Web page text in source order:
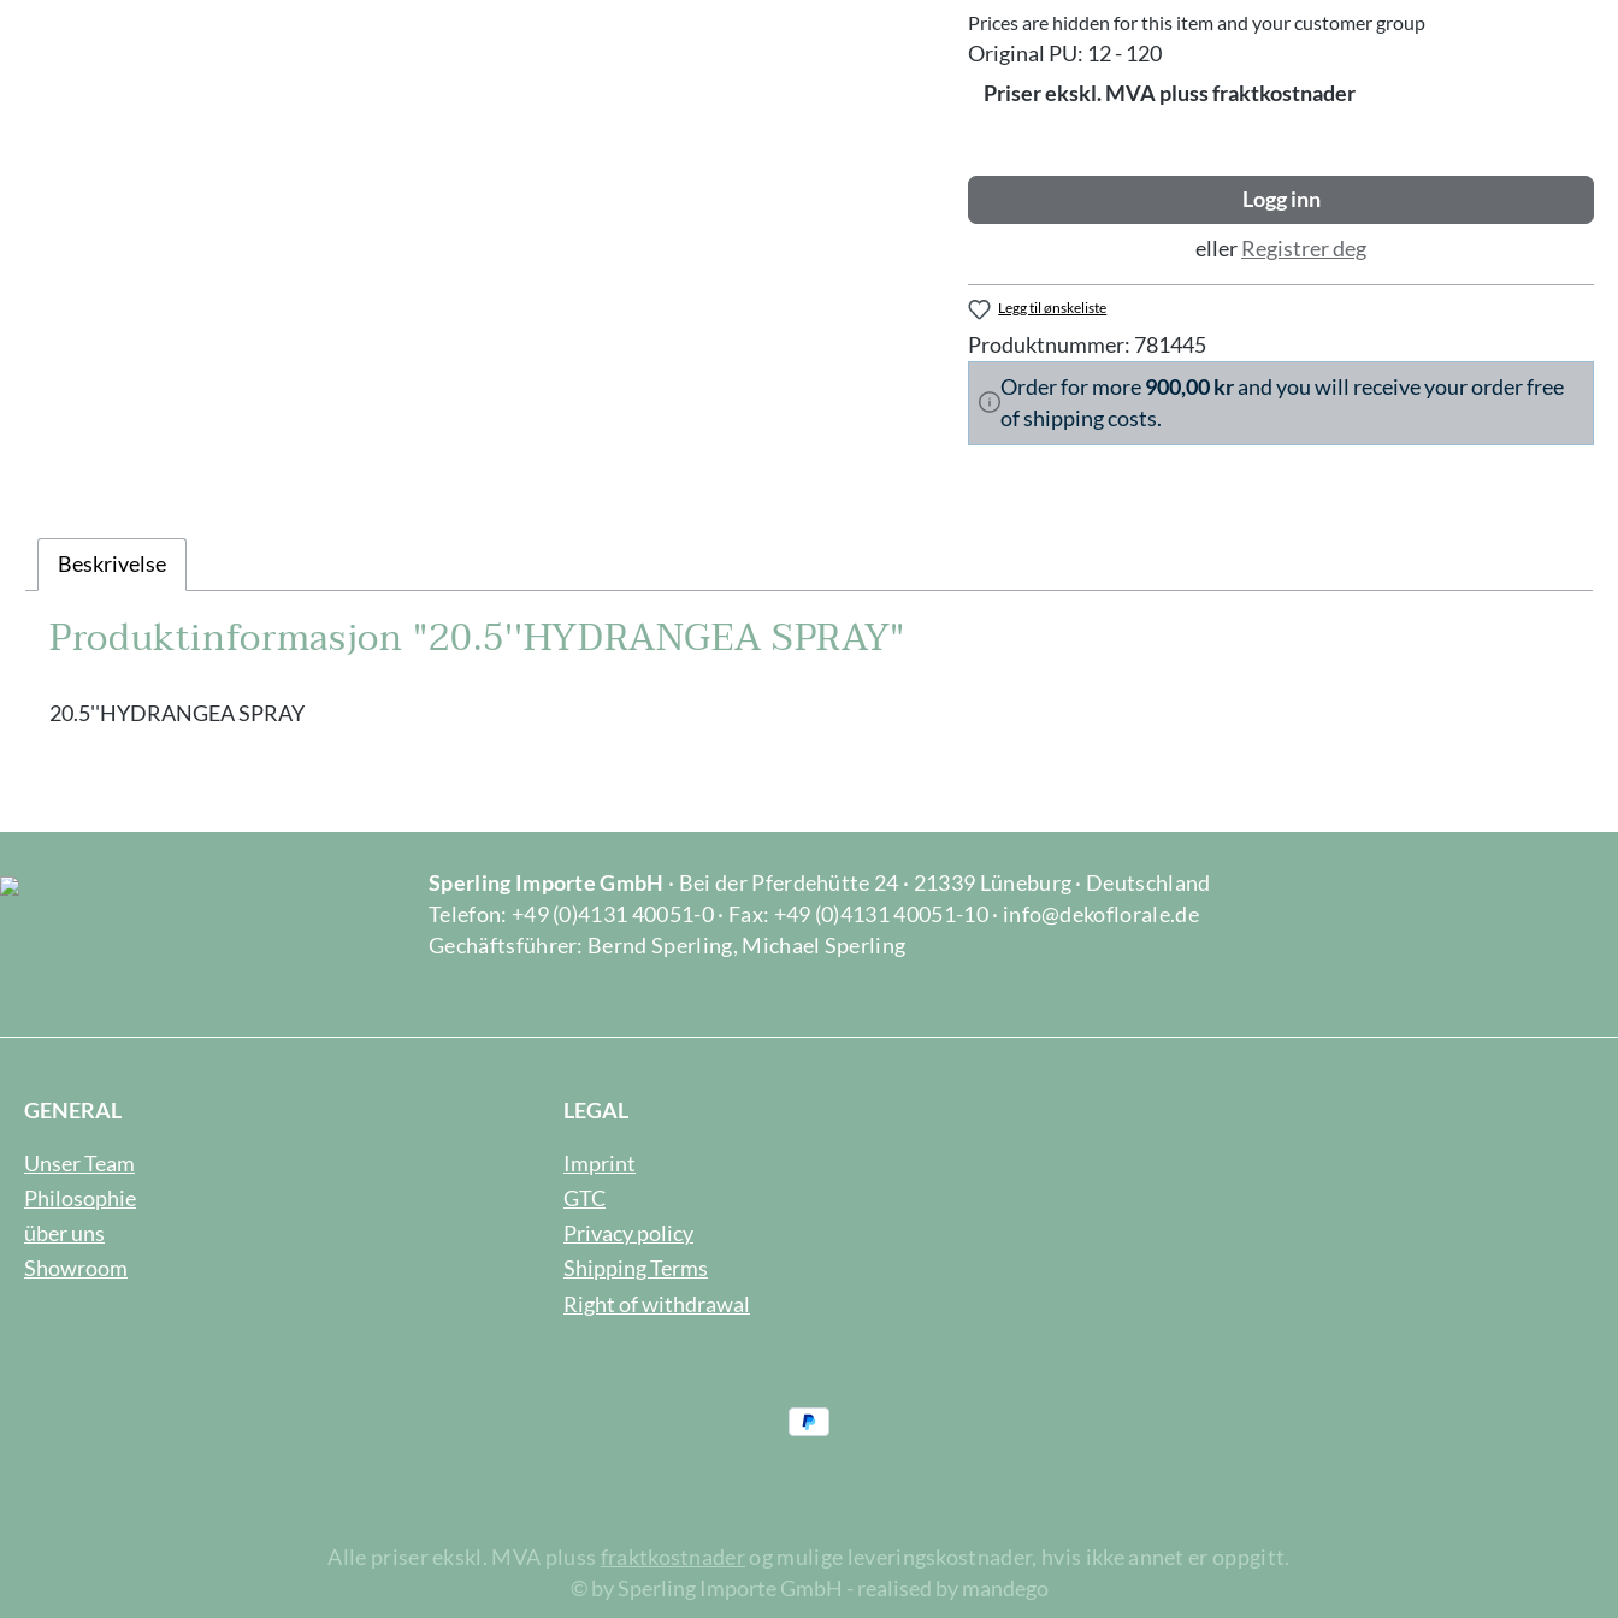
Prices are hidden for this item and your customer group
Original PU: 12 - 120
Priser ekskl. MVA pluss fraktkostnader
Logg inn
ellerRegistrer deg
Legg til ønskeliste
Produktnummer: 781445
Order for more900,00 krand you will receive your order free
of shipping costs.
Beskrivelse
Produktinformasjon "20.5''HYDRANGEA SPRAY"
20.5''HYDRANGEA SPRAY
Sperling Importe GmbH · Bei der Pferdehütte 24 · 21339 Lüneburg · Deutschland
Telefon: +49 (0)4131 40051-0 · Fax: +49 (0)4131 40051-10 · info@dekoflorale.de
Gechäftsführer: Bernd Sperling, Michael Sperling
GENERAL
Unser Team
Philosophie
über uns
Showroom
LEGAL
Imprint
GTC
Privacy policy
Shipping Terms
Right of withdrawal
Alle priser ekskl. MVA pluss fraktkostnaderog mulige leveringskostnader, hvis ikke annet er oppgitt.
© by Sperling Importe GmbH - realised by mandego